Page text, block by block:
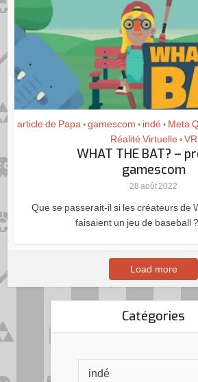
article de Papa • gamescom • indé • Meta
Réalité Virtuelle • VR
WHAT THE BAT? –
gamescom
28 août 2022
Que se passerait-il si les créateurs de
faisaient un jeu de baseball ?
Load more
Catégories